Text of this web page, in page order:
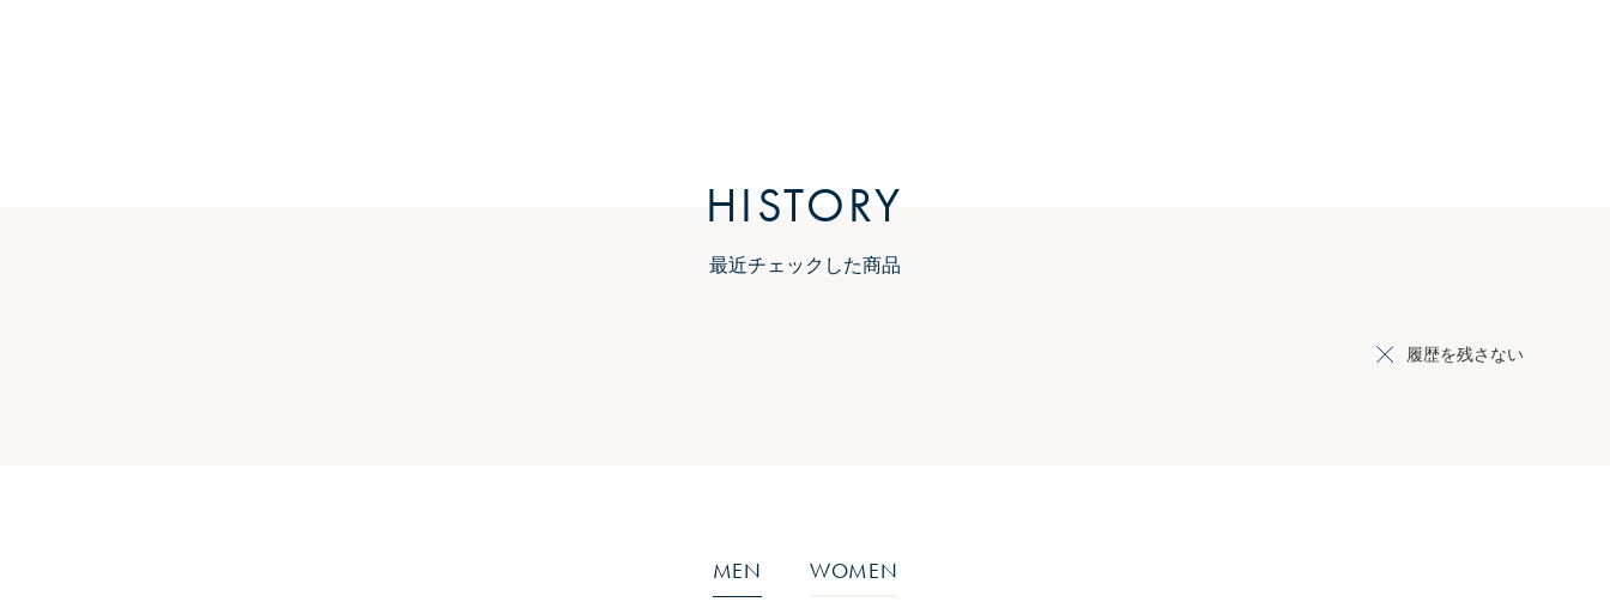
HISTORY
最近チェックした商品
履歴を残さない
MEN WOMEN